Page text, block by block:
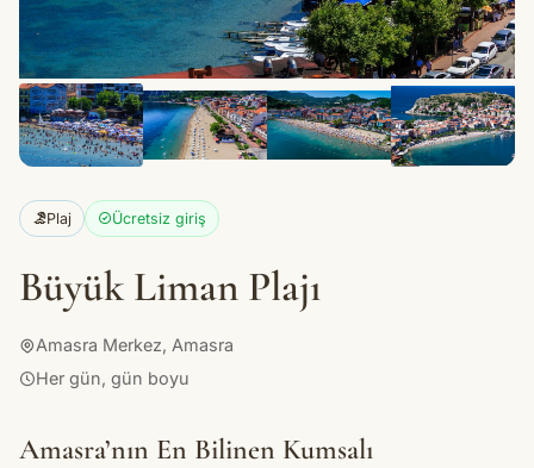
Plaj Ücretsiz giriş
Büyük Liman Plajı
Amasra Merkez, Amasra
Her gün, gün boyu
Amasra’nın En Bilinen Kumsalı